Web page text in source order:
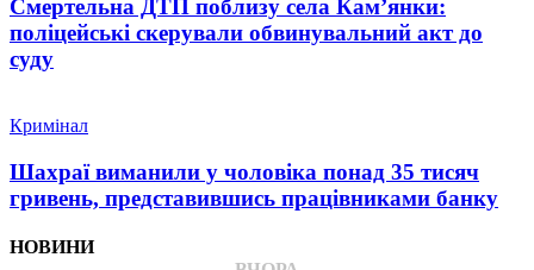
Смертельна ДТП поблизу села Кам’янки:
поліцейські скерували обвинувальний акт до
суду
Кримінал
Шахраї виманили у чоловіка понад 35 тисяч
гривень, представившись працівниками банку
НОВИНИ